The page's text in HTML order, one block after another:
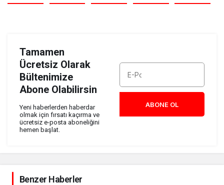
Tamamen
Ücretsiz Olarak
Bültenimize
Abone Olabilirsin
Yeni haberlerden haberdar
olmak için fırsatı kaçırma ve
ücretsiz e-posta aboneliğini
hemen başlat.
ABONE OL
Benzer Haberler